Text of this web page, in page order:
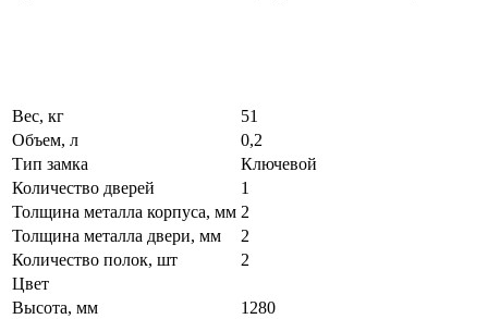
Вес, кг
51
Объем, л
0,2
Тип замка
Ключевой
Количество дверей
1
Толщина металла корпуса, мм 2
Толщина металла двери, мм
2
Количество полок, шт
2
Цвет
Высота, мм
1280